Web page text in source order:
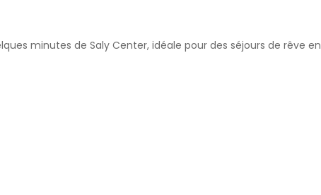
minutes de Saly Center, idéale pour des séjours de rêve en